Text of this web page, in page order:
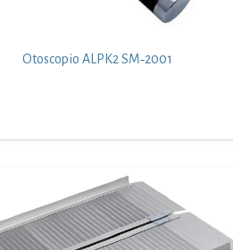
Otoscopio ALPK2 SM‑2001